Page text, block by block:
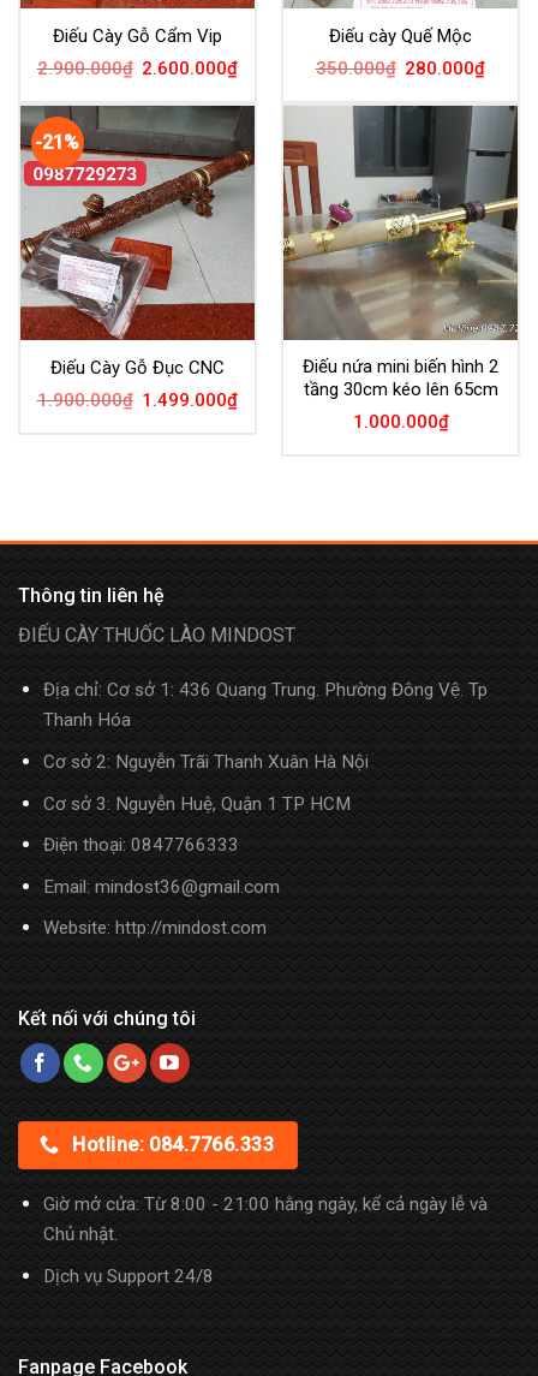
Điếu Cày Gỗ Cẩm Vip
2.900.000₫ 2.600.000₫
Điếu cày Quế Mộc
350.000₫ 280.000₫
-21%
Điếu Cày Gỗ Đục CNC
1.900.000₫ 1.499.000₫
Điếu nứa mini biến hình 2
tầng 30cm kéo lên 65cm
1.000.000₫
Thông tin liên hệ
ĐIẾU CÀY THUỐC LÀO MINDOST
Địa chỉ: Cơ sở 1: 436 Quang Trung. Phường Đông Vệ. Tp
Thanh Hóa
Cơ sở 2: Nguyễn Trãi Thanh Xuân Hà Nội
Cơ sở 3: Nguyễn Huệ, Quận 1 TP HCM
Điện thoại:0847766333
Email: mindost36@gmail.com
Website: http://mindost.com
Kết nối với chúng tôi
Hotline: 084.7766.333
Giờ mở cửa: Từ 8:00 - 21:00 hằng ngày, kể cả ngày lễ và
Chủ nhật.
Dịch vụ Support 24/8
Fanpage Facebook